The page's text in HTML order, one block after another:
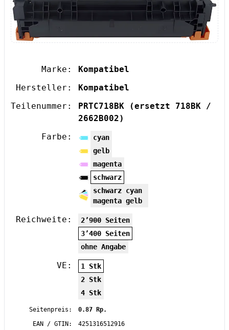
Marke:
Kompatibel
Hersteller:
Kompatibel
Teilenummer:
PRTC718BK
(ersetzt 718BK /
2662B002)
Farbe:
cyan
gelb
magenta
schwarz
schwarz cyan
magenta gelb
Reichweite:
2’900 Seiten
3’400 Seiten
ohne Angabe
VE:
1 Stk
2 Stk
4 Stk
Seitenpreis:
0.87 Rp.
EAN / GTIN:
4251316512916